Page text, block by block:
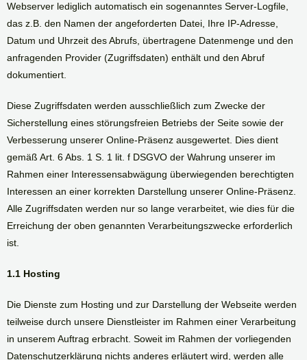
Webserver lediglich automatisch ein sogenanntes Server-Logfile,
das z.B. den Namen der angeforderten Datei, Ihre IP-Adresse,
Datum und Uhrzeit des Abrufs, übertragene Datenmenge und den
anfragenden Provider (Zugriffsdaten) enthält und den Abruf
dokumentiert.
Diese Zugriffsdaten werden ausschließlich zum Zwecke der
Sicherstellung eines störungsfreien Betriebs der Seite sowie der
Verbesserung unserer Online-Präsenz ausgewertet. Dies dient
gemäß Art. 6 Abs. 1 S. 1 lit. f DSGVO der Wahrung unserer im
Rahmen einer Interessensabwägung überwiegenden berechtigten
Interessen an einer korrekten Darstellung unserer Online-Präsenz.
Alle Zugriffsdaten werden nur so lange verarbeitet, wie dies für die
Erreichung der oben genannten Verarbeitungszwecke erforderlich
ist.
1.1 Hosting
Die Dienste zum Hosting und zur Darstellung der Webseite werden
teilweise durch unsere Dienstleister im Rahmen einer Verarbeitung
in unserem Auftrag erbracht. Soweit im Rahmen der vorliegenden
Datenschutzerklärung nichts anderes erläutert wird, werden alle